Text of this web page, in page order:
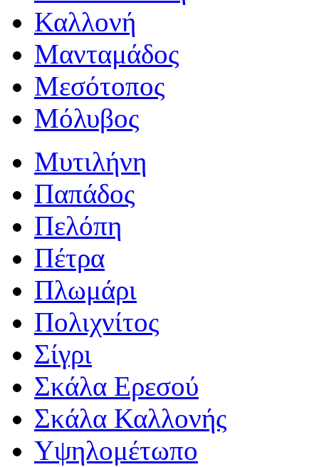
Καλλονή
Μανταμάδος
Μεσότοπος
Μόλυβος
Μυτιλήνη
Παπάδος
Πελόπη
Πέτρα
Πλωμάρι
Πολιχνίτος
Σίγρι
Σκάλα Ερεσού
Σκάλα Καλλονής
Υψηλομέτωπο